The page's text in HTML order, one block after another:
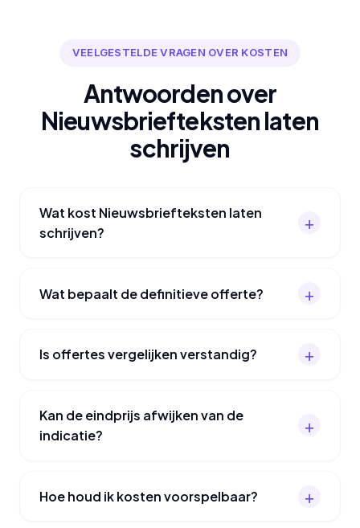
VEELGESTELDE VRAGEN OVER KOSTEN
Antwoorden over
Nieuwsbriefteksten laten
schrijven
Wat kost Nieuwsbriefteksten laten
schrijven?
Wat bepaalt de definitieve offerte?
Is offertes vergelijken verstandig?
Kan de eindprijs afwijken van de
indicatie?
Hoe houd ik kosten voorspelbaar?